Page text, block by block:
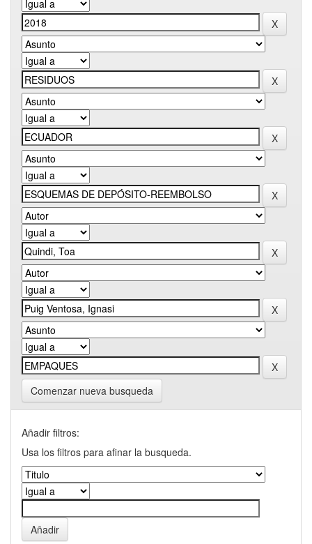
Comenzar nueva busqueda
Añadir filtros:
Usa los filtros para afinar la busqueda.